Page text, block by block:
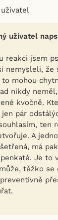
uživatel
reakci jsem
nemysleli, že
mohou
nikdy
kvočně.
pár
ten
A
má
Je to
těžko se